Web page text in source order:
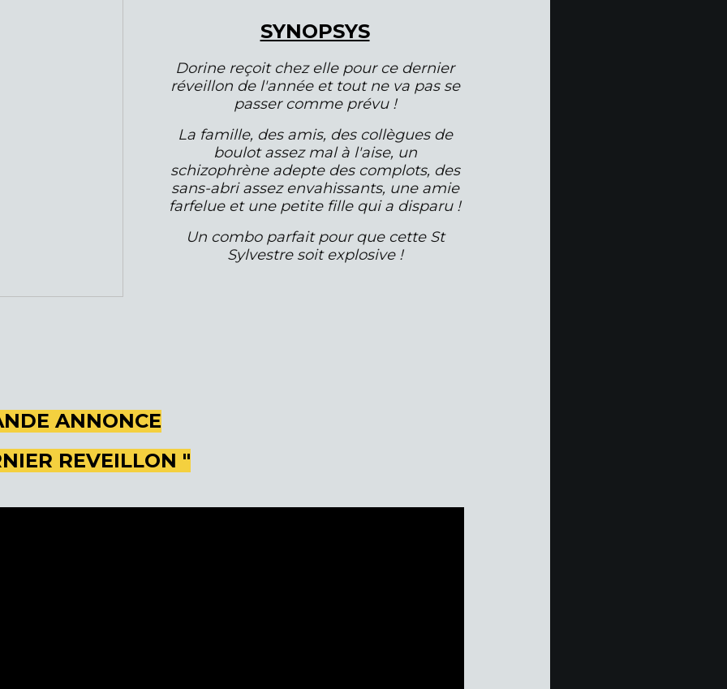
SYNOPSYS
Dorine reçoit chez elle pour ce dernier
réveillon de l'année et tout ne va pas se
passer comme prévu !
La famille, des amis, des collègues de
boulot assez mal à l'aise, un
schizophrène adepte des complots, des
sans-abri assez envahissants, une amie
farfelue et une petite fille qui a disparu !
Un combo parfait pour que cette St
Sylvestre soit explosive !
ANNONCE
REVEILLON "